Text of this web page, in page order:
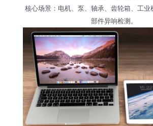
核心场景：电机、泵、轴承、齿轮箱、工业
部件异响检测。